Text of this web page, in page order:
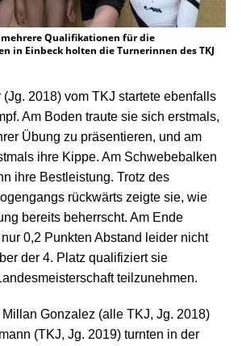
Qualifikationen für die
in Einbeck holten die Turnerinnen des TKJ
(Jg. 2018) vom TKJ startete ebenfalls
Am Boden traute sie sich erstmals,
Übung zu präsentieren, und am
ihre Kippe. Am Schwebebalken
ihre Bestleistung. Trotz des
rückwärts zeigte sie, wie
bereits beherrscht. Am Ende
0,2 Punkten Abstand leider nicht
der 4. Platz qualifiziert sie
teilzunehmen.
Millan Gonzalez (alle TKJ, Jg. 2018)
(TKJ, Jg. 2019) turnten in der